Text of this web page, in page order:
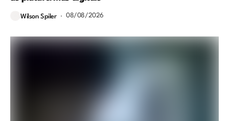
Wilson Spiler 08/08/2026